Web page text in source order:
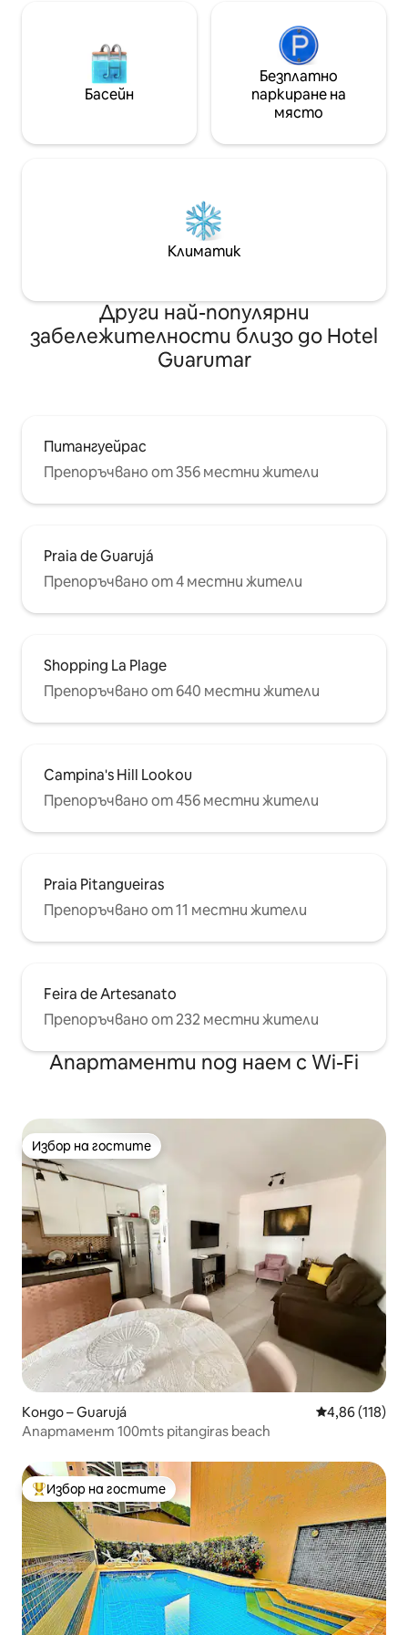
Басейн
Безплатно
паркиране на
място
Климатик
Други най-популярни
забележителности близо до Hotel
Guarumar
Питангуейрас
Препоръчвано от 356 местни жители
Praia de Guarujá
Препоръчвано от 4 местни жители
Shopping La Plage
Препоръчвано от 640 местни жители
Campina's Hill Lookou
Препоръчвано от 456 местни жители
Praia Pitangueiras
Препоръчвано от 11 местни жители
Feira de Artesanato
Препоръчвано от 232 местни жители
Апартаменти под наем с Wi-Fi
Избор на гостите
Избор на гостите
Кондо – Guarujá Средна
4,86 (118)
Апартамент 100mts pitangiras beach
Най-популярен избор на гостите
Избор на гостите